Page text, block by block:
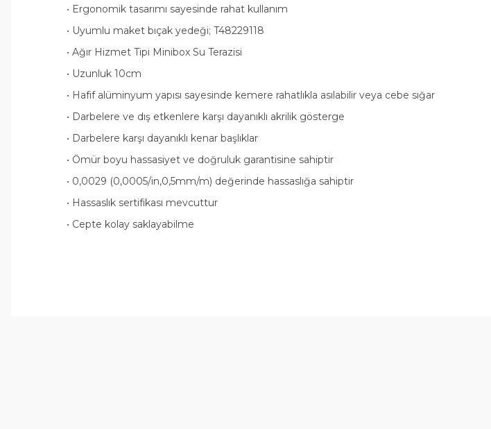
• Ergonomik tasarımı sayesinde rahat kullanım
• Uyumlu maket bıçak yedeği; T48229118
• Ağır Hizmet Tipi Minibox Su Terazisi
• Uzunluk 10cm
• Hafif alüminyum yapısı sayesinde kemere rahatlıkla asılabilir veya cebe sığar
• Darbelere ve dış etkenlere karşı dayanıklı akrilik gösterge
• Darbelere karşı dayanıklı kenar başlıklar
• Ömür boyu hassasiyet ve doğruluk garantisine sahiptir
• 0,0029 (0,0005/in,0,5mm/m) değerinde hassaslığa sahiptir
• Hassaslık sertifikası mevcuttur
• Cepte kolay saklayabilme